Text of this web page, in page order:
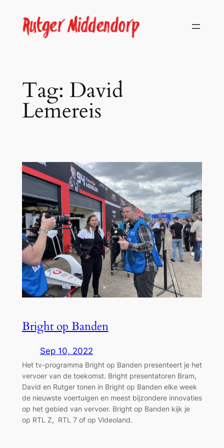
content
Tag: David
Lemereis
Bright op Banden
Sep 10, 2022
Het tv-programma Bright op Banden presenteert je het
vervoer van de toekomst. Bright presentatoren Bram,
David en Rutger tonen in Bright op Banden elke week
de nieuwste voertuigen en meest bijzondere innovaties
op het gebied van vervoer. Bright op Banden kijk je
op RTL Z, RTL 7 of op Videoland.